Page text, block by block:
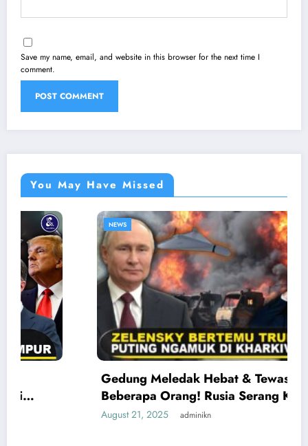
Save my name, email, and website in this browser for the next time I
comment.
You May Have Missed
NEWS
Gedung Meledak Hebat & Tewaskan
Beberapa Orang! Rusia Serang Kota-kota
Ukraina Saat Zelensky Temui Trump
adminikn